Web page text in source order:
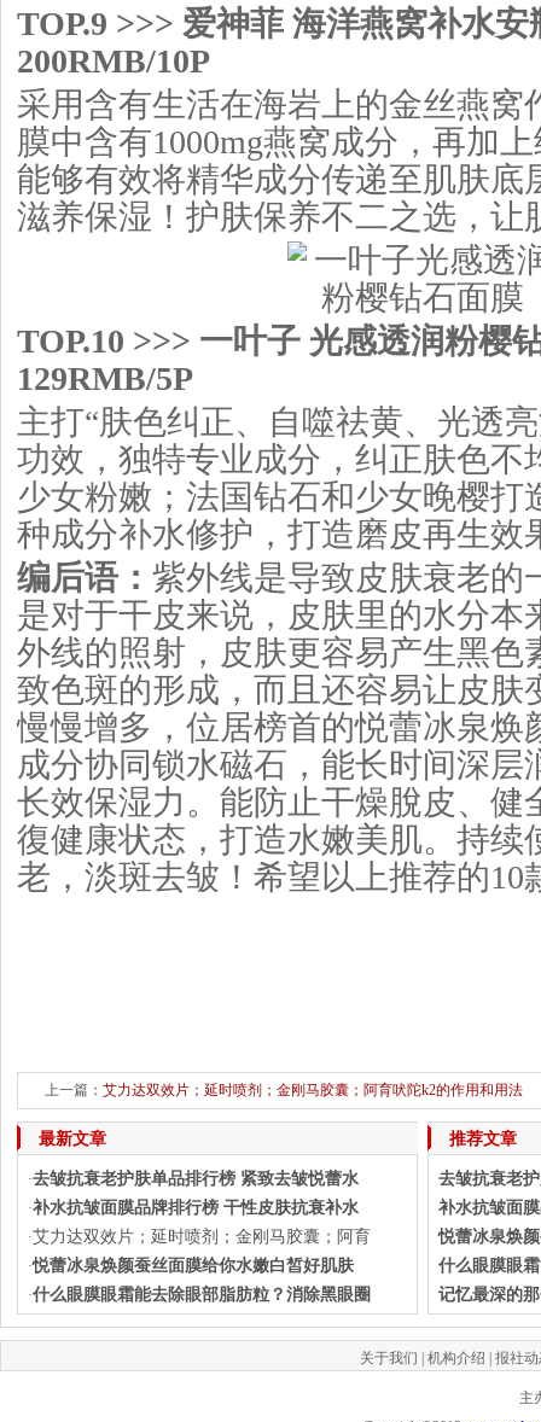
TOP.9 >>> 爱神菲 海洋燕窝补水
200RMB/10P
采用含有生活在海岩上的金丝燕窝
膜中含有1000mg燕窝成分，再加
能够有效将精华成分传递至肌肤底
滋养保湿！护肤保养不二之选，让
TOP.10 >>> 一叶子 光感透润粉樱
129RMB/5P
主打“肤色纠正、自噬祛黄、光透
功效，独特专业成分，纠正肤色不
少女粉嫩；法国钻石和少女晚樱打
种成分补水修护，打造磨皮再生效
编后语： 紫外线是导致皮肤衰老的
是对于干皮来说，皮肤里的水分本
外线的照射，皮肤更容易产生黑色
致色斑的形成，而且还容易让皮肤
慢慢增多，位居榜首的悦蕾冰泉焕
成分协同锁水磁石，能长时间深层
长效保湿力。能防止干燥脫皮、健
復健康状态，打造水嫩美肌。持续
老，淡斑去皱！希望以上推荐的10
上一篇： 艾力达双效片；延时喷剂；金刚马胶囊；阿育吠陀k2的作用和用法
下一篇：去皱抗衰老护
最新文章
·去皱抗衰老护肤单品排行榜 紧致去皱悦蕾水
·补水抗皱面膜品牌排行榜 干性皮肤抗衰补水
·艾力达双效片；延时喷剂；金刚马胶囊；阿育
·悦蕾冰泉焕颜蚕丝面膜给你水嫩白皙好肌肤
·什么眼膜眼霜能去除眼部脂肪粒？消除黑眼圈
推荐文章
去皱抗衰老
补水抗皱面
悦蕾冰泉焕
什么眼膜眼
记忆最深的
关于我们 机构介绍 报社
主